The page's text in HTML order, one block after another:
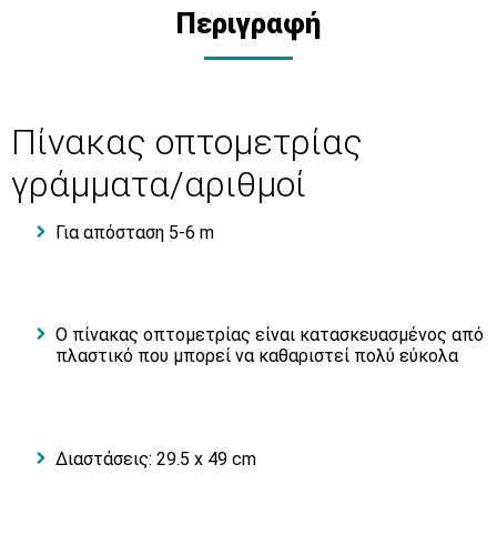
Περιγραφή
Πίνακας οπτομετρίας
γράμματα/αριθμοί
Για απόσταση 5-6 m
Ο πίνακας οπτομετρίας είναι κατασκευασμένος από
πλαστικό που μπορεί να καθαριστεί πολύ εύκολα
Διαστάσεις: 29.5 x 49 cm